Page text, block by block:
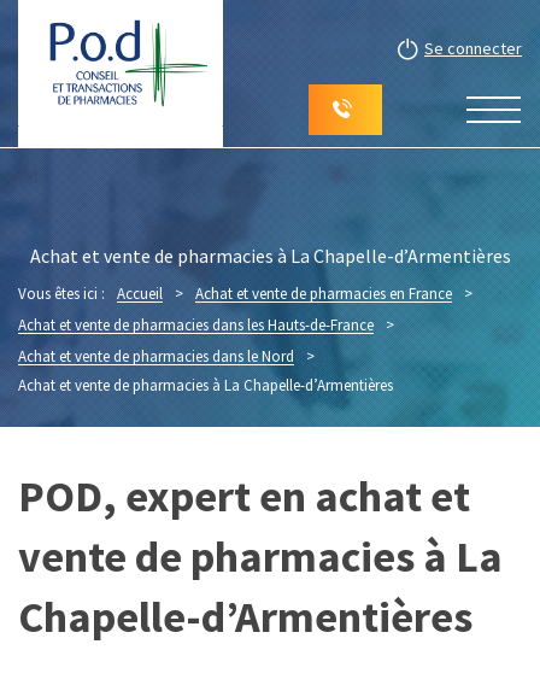
Se connecter
Achat et vente de pharmacies à La Chapelle-d’Armentières
Vous êtes ici : Accueil > Achat et vente de pharmacies en France
>
Achat et vente de pharmacies dans les Hauts-de-France >
Achat et vente de pharmacies dans le Nord
>
Achat et vente de pharmacies à La Chapelle-d’Armentières
POD, expert en achat et
vente de pharmacies à La
Chapelle-d’Armentières